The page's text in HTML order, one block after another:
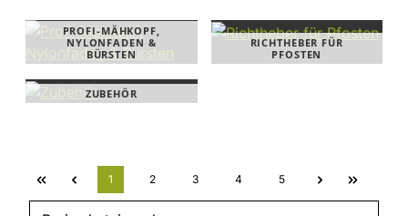
PROFI-MÄHKOPF,
NYLONFADEN &
BÜRSTEN
RICHTHEBER FÜR
PFOSTEN
ZUBEHÖR
Seite
1 Seite
2 Seite
3 Seite
4 Seite
5